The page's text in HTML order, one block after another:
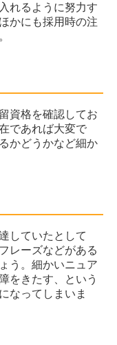
れるように努力す
かにも採用時の注
資格を確認してお
であれば大変で
かどうかなど細か
していたとして
レーズなどがある
う。細かいニュア
をきたす、という
なってしまいま